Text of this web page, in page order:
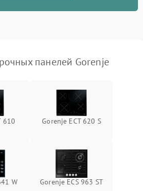
панелей Gorenje
610
Gorenje ECT 620 S
W Gorenje ECS 963 ST